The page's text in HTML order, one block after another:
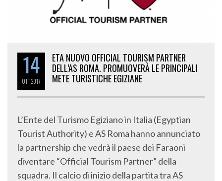
14
OTT2017
ETA NUOVO OFFICIAL TOURISM PARTNER
DELL’AS ROMA. PROMUOVERÀ LE PRINCIPALI
METE TURISTICHE EGIZIANE
L’Ente del Turismo Egiziano in Italia (Egyptian
Tourist Authority) e AS Roma hanno annunciato
la partnership che vedrà il paese dei Faraoni
diventare “Official Tourism Partner” della
squadra. Il calcio di inizio della partita tra AS